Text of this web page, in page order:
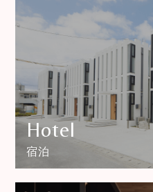
Hotel
宿泊